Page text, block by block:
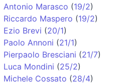
Antonio Marasco (19/2)
Riccardo Maspero (19/2)
Ezio Brevi (20/1)
Paolo Annoni (21/1)
Pierpaolo Bresciani (21/7)
Luca Mondini (25/2)
Michele Cossato (28/4)